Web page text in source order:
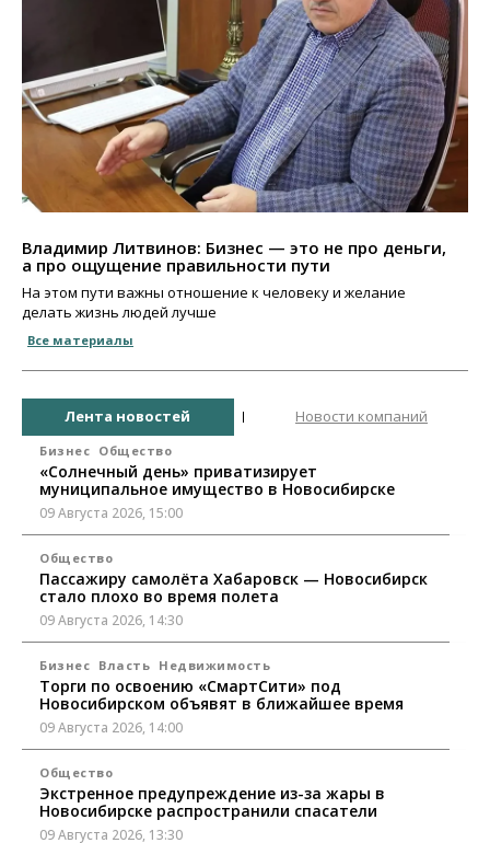
Владимир Литвинов: Бизнес — это не про деньги,
а про ощущение правильности пути
На этом пути важны отношение к человеку и желание
делать жизнь людей лучше
Все материалы
Лента новостей Новости компаний
Бизнес Общество
«Солнечный день» приватизирует
муниципальное имущество в Новосибирске
09 Августа 2026, 15:00
Общество
Пассажиру самолёта Хабаровск — Новосибирск
стало плохо во время полета
09 Августа 2026, 14:30
Бизнес Власть Недвижимость
Торги по освоению «СмартСити» под
Новосибирском объявят в ближайшее время
09 Августа 2026, 14:00
Общество
Экстренное предупреждение из-за жары в
Новосибирске распространили спасатели
09 Августа 2026, 13:30